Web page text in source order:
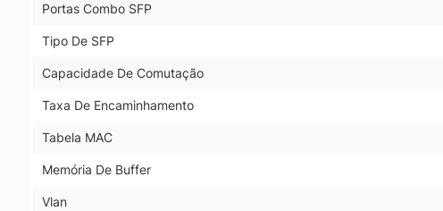
Portas Combo SFP
Tipo De SFP
Capacidade De Comutação
Taxa De Encaminhamento
Tabela MAC
Memória De Buffer
Vlan